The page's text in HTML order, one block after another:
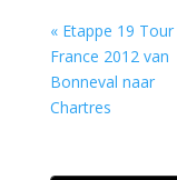
« Etappe 19 Tour
France 2012 van
Bonneval naar
Chartres